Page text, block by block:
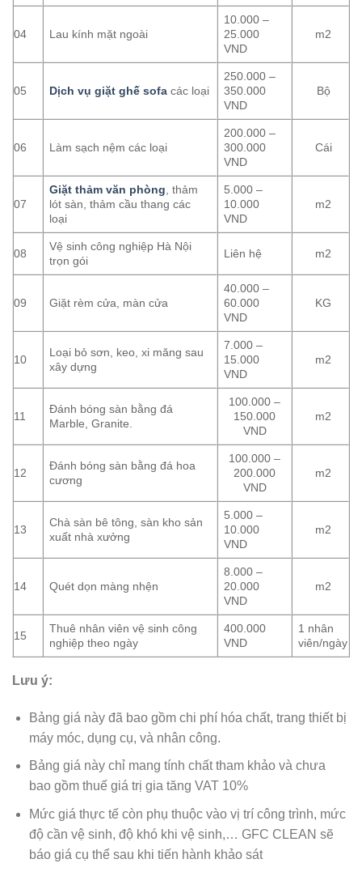
04 Lau kính mặt ngoài
10.000 –
25.000
VND
m2
05 Dịch vụ giặt ghế sofa các loại
250.000 –
350.000
VND
Bộ
06 Làm sạch nệm các loại
200.000 –
300.000
VND
Cái
07
Giặt thảm văn phòng , thảm
lót sàn, thảm cầu thang các
loại
5.000 –
10.000
VND
m2
08
Vệ sinh công nghiệp Hà Nội
trọn gói
Liên hệ m2
09 Giặt rèm cửa, màn cửa
40.000 –
60.000
VND
KG
10
Loại bỏ sơn, keo, xi măng sau
xây dựng
7.000 –
15.000
VND
m2
11
Đánh bóng sàn bằng đá
Marble, Granite.
100.000 –
150.000
VND
m2
12
Đánh bóng sàn bằng đá hoa
cương
100.000 –
200.000
VND
m2
13
Chà sàn bê tông, sàn kho sản
xuất nhà xưởng
5.000 –
10.000
VND
m2
14 Quét dọn màng nhện
8.000 –
20.000
VND
m2
15
Thuê nhân viên vệ sinh công
nghiệp theo ngày
400.000
VND
1 nhân
viên/ngày
Lưu ý:
Bảng giá này đã bao gồm chi phí hóa chất, trang thiết bị
máy móc, dụng cụ, và nhân công.
Bảng giá này chỉ mang tính chất tham khảo và chưa
bao gồm thuế giá trị gia tăng VAT 10%
Mức giá thực tế còn phụ thuộc vào vị trí công trình, mức
độ cần vệ sinh, độ khó khi vệ sinh,… GFC CLEAN sẽ
báo giá cụ thể sau khi tiến hành khảo sát